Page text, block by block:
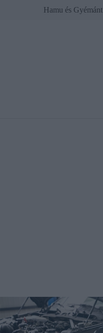
Hamu és Gyémánt